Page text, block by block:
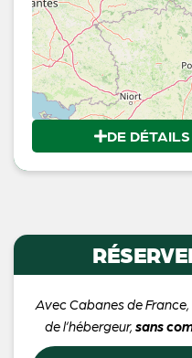
DE
Avec Cabanes de
de l’hébergeur, sans